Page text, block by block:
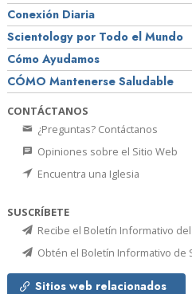
Conexión Diaria
Scientology por Todo el Mundo
Cómo Ayudamos
CÓMO Mantenerse Saludable
CONTÁCTANOS
¿Preguntas? Contáctanos
Opiniones sobre el Sitio Web
Encuentra una Iglesia
SUSCRÍBETE
Recibe el Boletín Informativo
Obtén el Boletín Informativo de
Sitios web relacionados